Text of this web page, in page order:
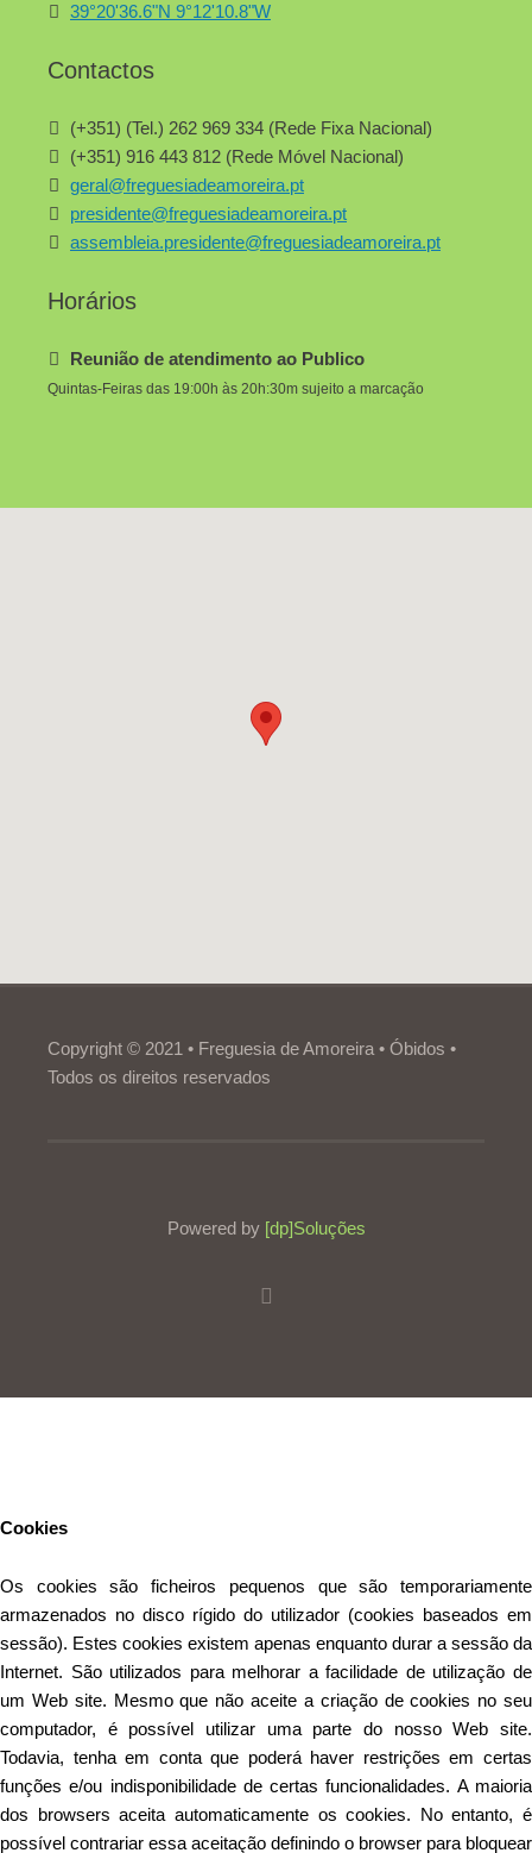
39°20'36.6"N 9°12'10.8"W
Contactos
(+351) (Tel.) 262 969 334 (Rede Fixa Nacional)
(+351) 916 443 812 (Rede Móvel Nacional)
geral@freguesiadeamoreira.pt
presidente@freguesiadeamoreira.pt
assembleia.presidente@freguesiadeamoreira.pt
Horários
Reunião de atendimento ao Publico
Quintas-Feiras das 19:00h às 20h:30m sujeito a marcação
Copyright © 2021 • Freguesia de Amoreira • Óbidos •
Todos os direitos reservados
Powered by [dp]Soluções
Cookies
Os cookies são ficheiros pequenos que são temporariamente
armazenados no disco rígido do utilizador (cookies baseados em
sessão). Estes cookies existem apenas enquanto durar a sessão da
Internet. São utilizados para melhorar a facilidade de utilização de
um Web site. Mesmo que não aceite a criação de cookies no seu
computador, é possível utilizar uma parte do nosso Web site.
Todavia, tenha em conta que poderá haver restrições em certas
funções e/ou indisponibilidade de certas funcionalidades. A maioria
dos browsers aceita automaticamente os cookies. No entanto, é
possível contrariar essa aceitação definindo o browser para bloquear